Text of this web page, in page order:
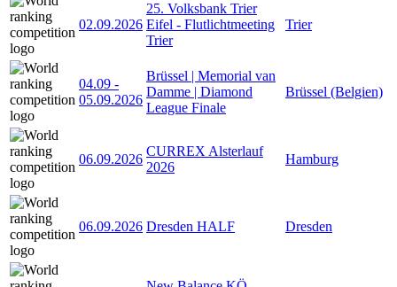
02.09.2026
25. Volksbank Trier
Eifel - Flutlichtmeeting
Trier
Trier
04.09 -
05.09.2026
Brüssel | Memorial van
Damme | Diamond
League Finale
Brüssel (Belgien)
06.09.2026
CURREX Alsterlauf
2026
Hamburg
06.09.2026 Dresden HALF Dresden